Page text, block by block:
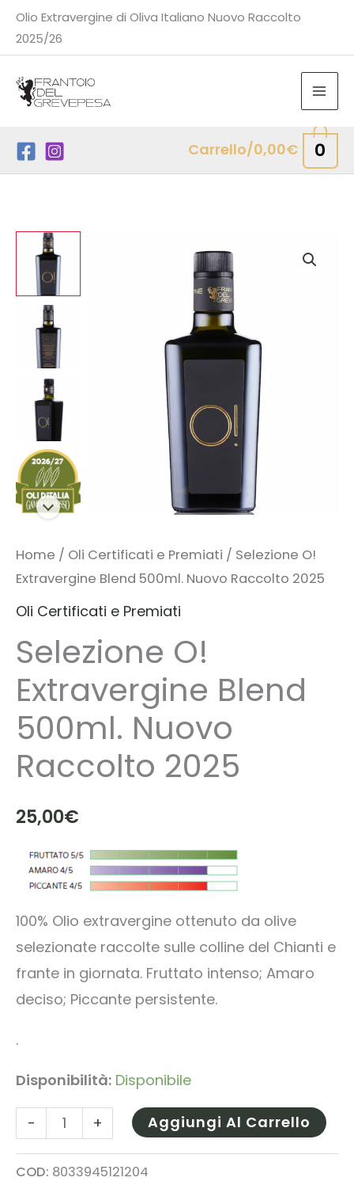
VaiOlio Extravergine di Oliva Italiano Nuovo Raccolto
2025/26
Carrello/0,00€ 0
Home / Oli Certificati e Premiati / Selezione O!
Extravergine Blend 500ml. Nuovo Raccolto 2025
Oli Certificati e Premiati
Selezione O!
Extravergine Blend
500ml. Nuovo
Raccolto 2025
25,00€
100% Olio extravergine ottenuto da olive
selezionate raccolte sulle colline del Chianti e
frante in giornata. Fruttato intenso; Amaro
deciso; Piccante persistente.
.
Disponibilità: Disponibile
-
Selezione
O!
Extravergine
+ Aggiungi Al Carrello
COD: 8033945121204